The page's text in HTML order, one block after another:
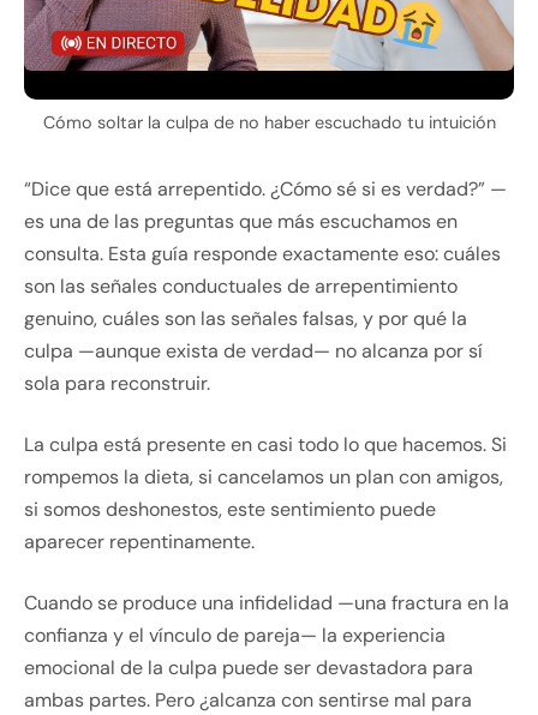
Cómo soltar la culpa de no haber escuchado tu intuición
“Dice que está arrepentido. ¿Cómo sé si es verdad?” —
es una de las preguntas que más escuchamos en
consulta. Esta guía responde exactamente eso: cuáles
son las señales conductuales de arrepentimiento
genuino, cuáles son las señales falsas, y por qué la
culpa —aunque exista de verdad— no alcanza por sí
sola para reconstruir.
La culpa está presente en casi todo lo que hacemos. Si
rompemos la dieta, si cancelamos un plan con amigos,
si somos deshonestos, este sentimiento puede
aparecer repentinamente.
Cuando se produce una infidelidad —una fractura en la
confianza y el vínculo de pareja— la experiencia
emocional de la culpa puede ser devastadora para
ambas partes. Pero ¿alcanza con sentirse mal para